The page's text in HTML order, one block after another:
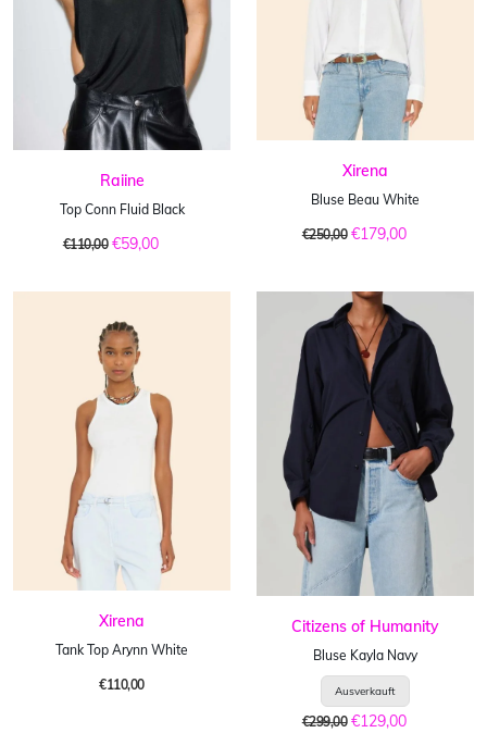
Raiine
Top Conn Fluid Black
€110,00 €59,00
Xirena
Bluse Beau White
€250,00 €179,00
Xirena
Tank Top Arynn White
€110,00
Citizens of Humanity
Bluse Kayla Navy
€299,00 €129,00